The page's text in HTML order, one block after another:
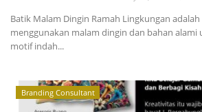
Batik Malam Dingin Ramah Lingkungan
menggunakan malam dingin dan bahan
motif indah...
Branding Consultant